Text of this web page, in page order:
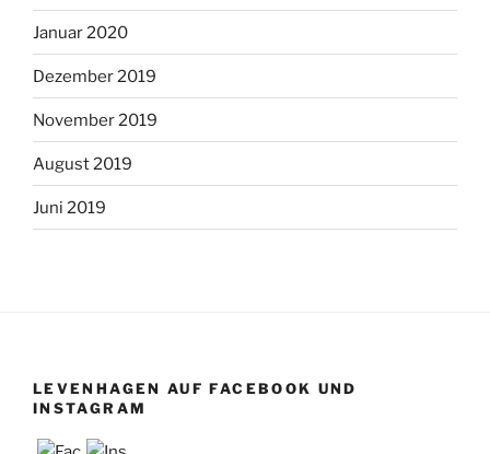
Januar 2020
Dezember 2019
November 2019
August 2019
Juni 2019
LEVENHAGEN AUF FACEBOOK UND
INSTAGRAM